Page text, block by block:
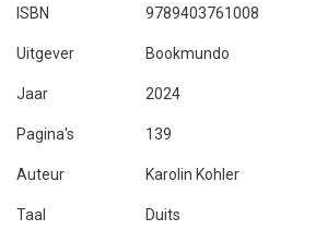
ISBN 9789403761008
Uitgever Bookmundo
Jaar 2024
Pagina's 139
Auteur Karolin Kohler
Taal Duits